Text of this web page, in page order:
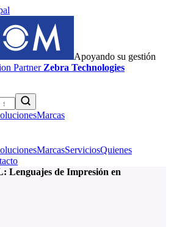
Apoyando su gestión
Partner Zebra Technologies
Marcas
MarcasServiciosQuienes
Lenguajes de Impresión en